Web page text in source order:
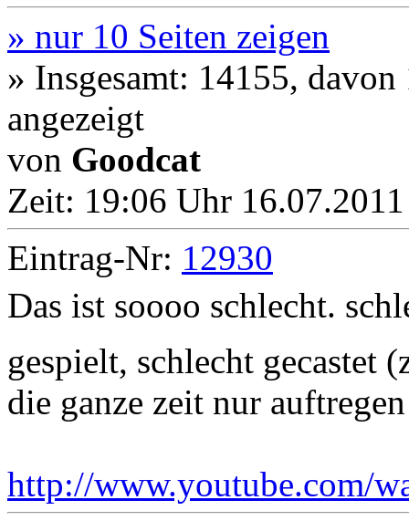
» nur 10 Seiten zeigen
» Insgesamt: 14155,
angezeigt
von Goodcat
Zeit: 19:06 Uhr
Eintrag-Nr: 12930
Das ist soooo schlecht.
gespielt, schlecht gecastet
die ganze zeit nur
http://www.youtube.com/